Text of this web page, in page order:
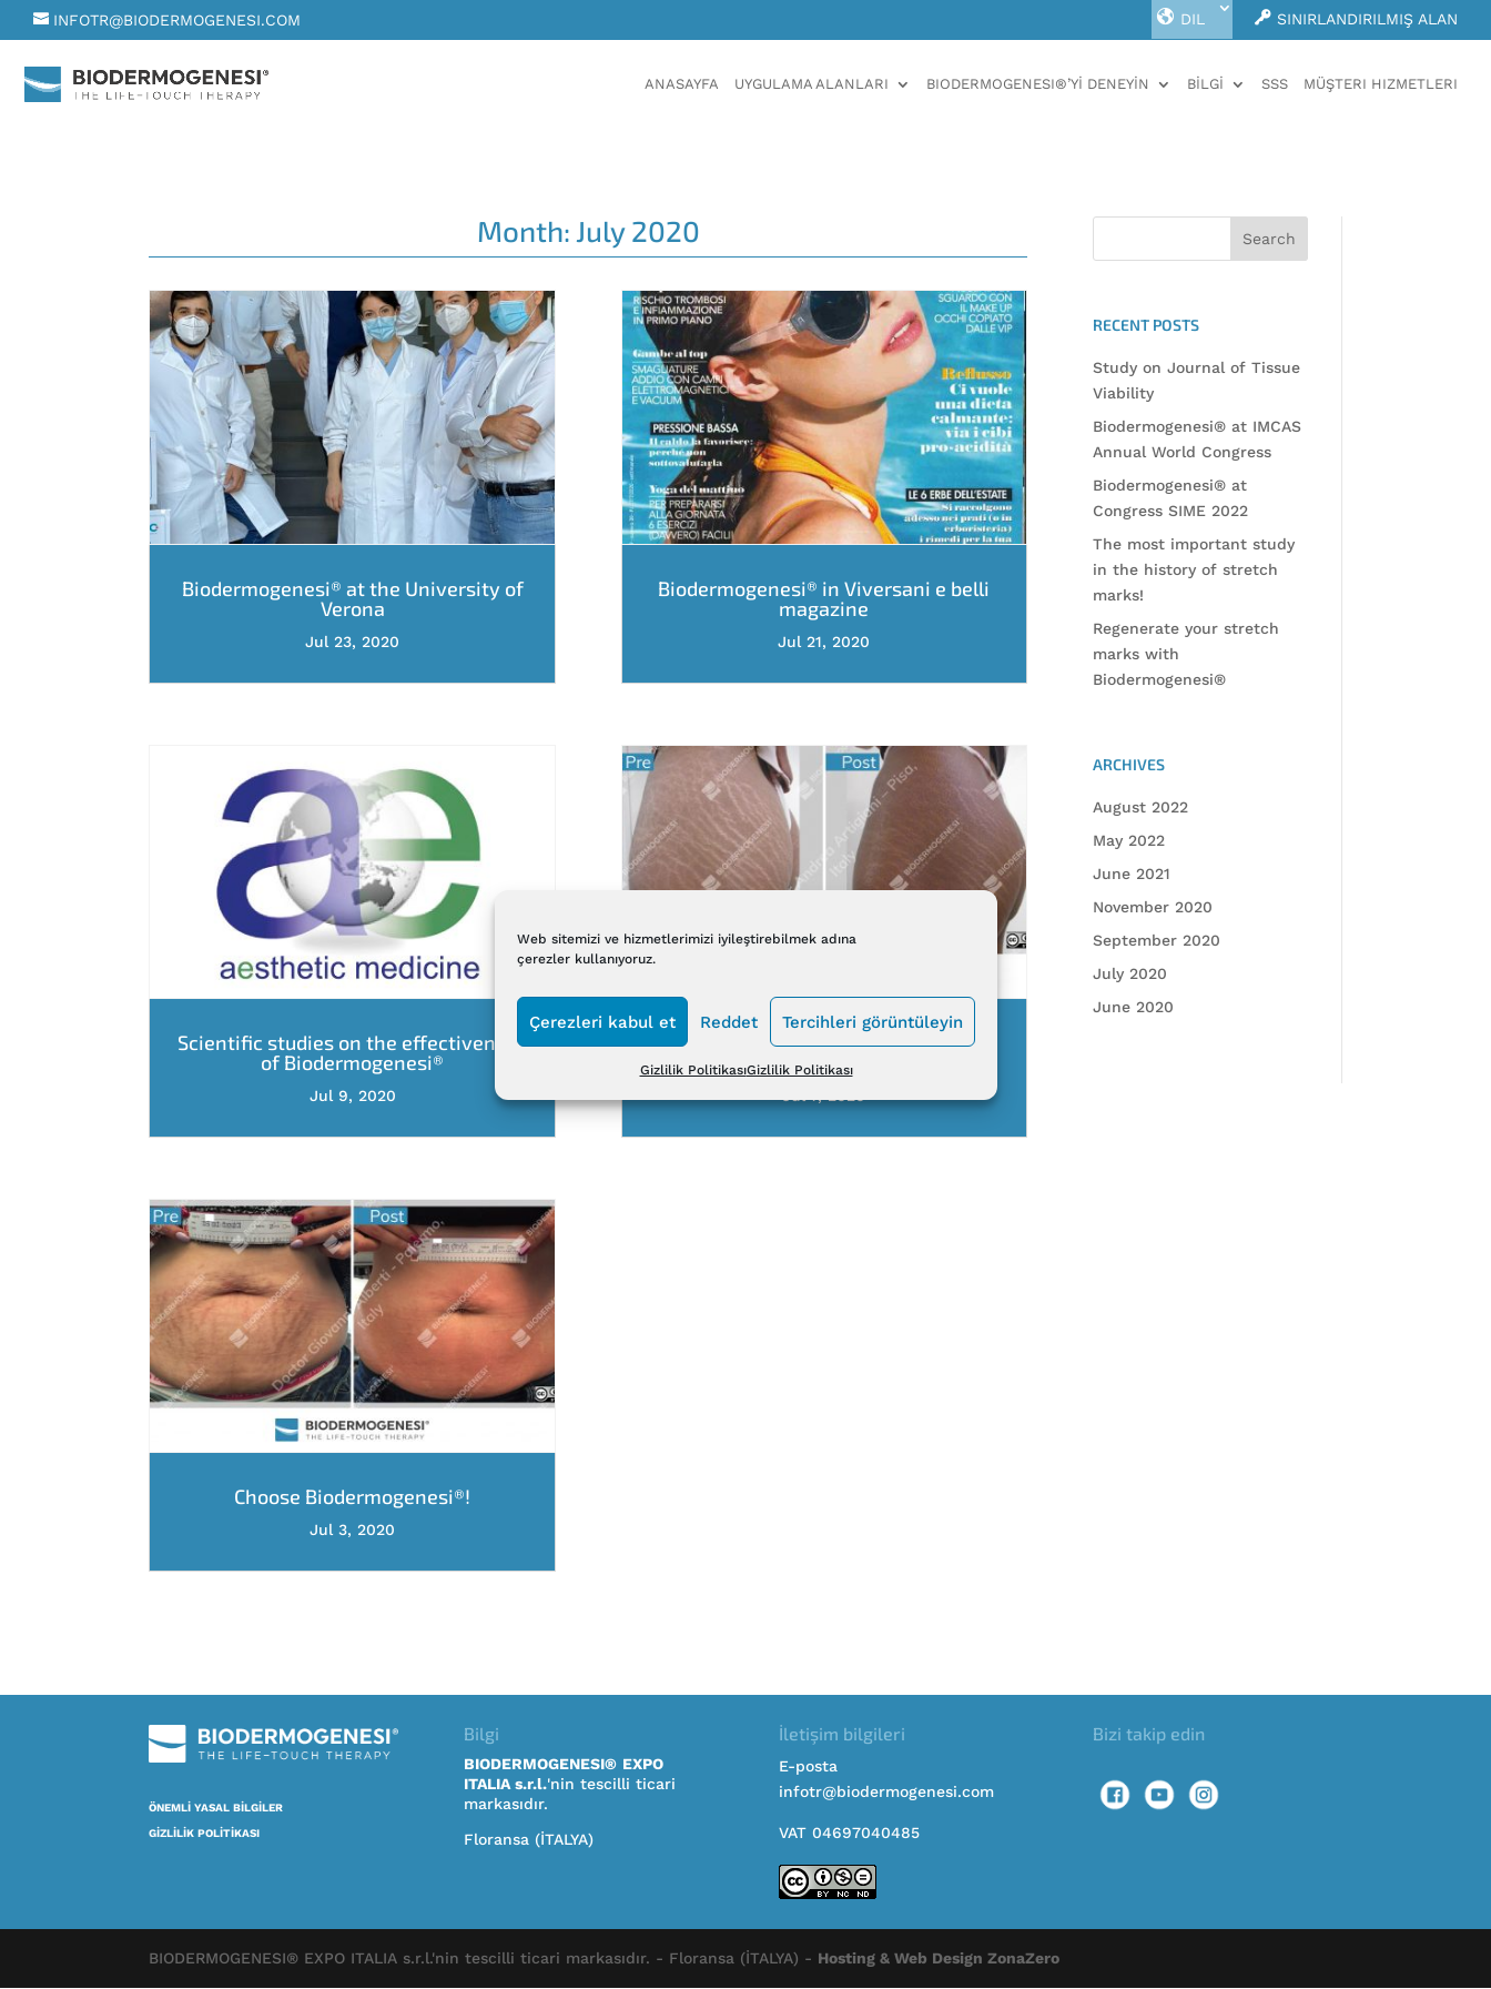
Web sitemizi ve hizmetlerimizi iyileştirebilmek adına
çerezler kullanıyoruz.
Çerezleri kabul et Reddet Tercihleri görüntüleyin
Gizlilik PolitikasıGizlilik Politikası
INFOTR@BIODERMOGENESI.COM DIL SINIRLANDIRILMIŞ ALAN
ANASAYFA UYGULAMA ALANLARI BIODERMOGENESI®’Yİ DENEYİN BİLGİ SSS MÜŞTERI HIZMETLERI
Month: July 2020
Biodermogenesi® at the University of
Verona
Jul 23, 2020
Scientific studies on the effectiveness
of Biodermogenesi®
Jul 9, 2020
Choose Biodermogenesi®!
Jul 3, 2020
Biodermogenesi® in Viversani e belli
magazine
Jul 21, 2020
Biodermogenesi®’s copyrighted
material
RECENT POSTS
Study on Journal of Tissue
Viability
Biodermogenesi® at IMCAS
Annual World Congress
Biodermogenesi® at
Congress SIME 2022
The most important study
in the history of stretch
marks!
Regenerate your stretch
marks with
Biodermogenesi®
ARCHIVES
August 2022
May 2022
June 2021
November 2020
September 2020
July 2020
June 2020
ÖNEMLİ YASAL BİLGİLER
GİZLİLİK POLİTİKASI
Bilgi
BIODERMOGENESI® EXPO
ITALIA s.r.l.'nin tescilli ticari
markasıdır.
Floransa (İTALYA)
İletişim bilgileri
E-posta
infotr@biodermogenesi.com
VAT 04697040485
Bizi takip edin
BIODERMOGENESI® EXPO ITALIA s.r.l.'nin tescilli ticari markasıdır. - Floransa (İTALYA) - Hosting & Web Design ZonaZero